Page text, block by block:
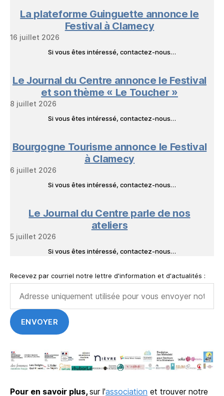
La plateforme Guinguette annonce le
Festival à Clamecy
16 juillet 2026
Si vous êtes intéressé, contactez-nous…
Le Journal du Centre annonce le Festival
et son thème « Le Toucher »
8 juillet 2026
Si vous êtes intéressé, contactez-nous…
Bourgogne Tourisme annonce le Festival
à Clamecy
6 juillet 2026
Si vous êtes intéressé, contactez-nous…
Le Journal du Centre parle de nos
ateliers
5 juillet 2026
Si vous êtes intéressé, contactez-nous…
Recevez par courriel notre lettre d'information et d'actualités :
Pour en savoir plus, sur l'association et trouver notre